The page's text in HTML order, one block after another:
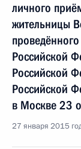
личного
жительницы
Российской
Российской
Российской
в Москве 23
27 января 2015